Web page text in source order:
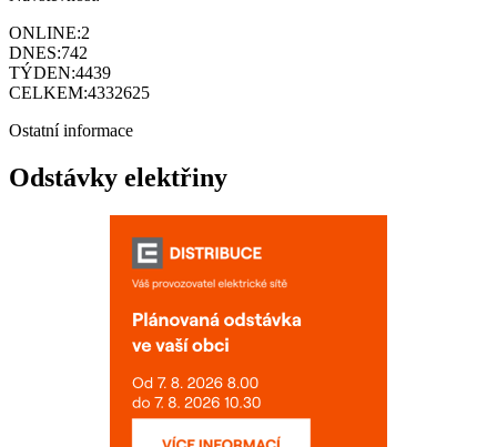
ONLINE:2
DNES:742
TÝDEN:4439
CELKEM:4332625
Ostatní informace
Odstávky elektřiny